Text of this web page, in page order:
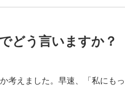
どう言いますか？
考えました。早速、「私にも